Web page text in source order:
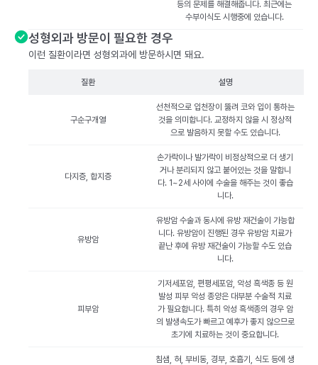
등의 문제를 해결해줍니다. 최근에는
수부이식도 시행중에 있습니다.
성형외과 방문이 필요한 경우
이런 질환이라면 성형외과에 방문하시면 돼요.
질환 설명
구순구개열
선천적으로 입천장이 뚫려 코와 입이 통하는
것을 의미합니다. 교정하지 않을 시 정상적
으로 발음하지 못할 수도 있습니다.
다지증, 합지증
손가락이나 발가락이 비정상적으로 더 생기
거나 분리되지 않고 붙어있는 것을 말합니
다. 1~2세 사이에 수술을 해주는 것이 좋습
니다.
유방암
유방암 수술과 동시에 유방 재건술이 가능합
니다. 유방암이 진행된 경우 유방암 치료가
끝난 후에 유방 재건술이 가능할 수도 있습
니다.
피부암
기저세포암, 편평세포암, 악성 흑색종 등 원
발성 피부 악성 종양은 대부분 수술적 치료
가 필요합니다. 특히 악성 흑색종의 경우 암
의 발생속도가 빠르고 예후가 좋지 않으므로
초기에 치료하는 것이 중요합니다.
침샘, 혀, 부비동, 경부, 호흡기, 식도 등에 생